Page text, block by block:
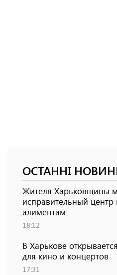
ОСТАННІ
Жителя Харьковщины
исправительный центр
алиментам
18:12
В Харькове
для кино и концертов
17:31